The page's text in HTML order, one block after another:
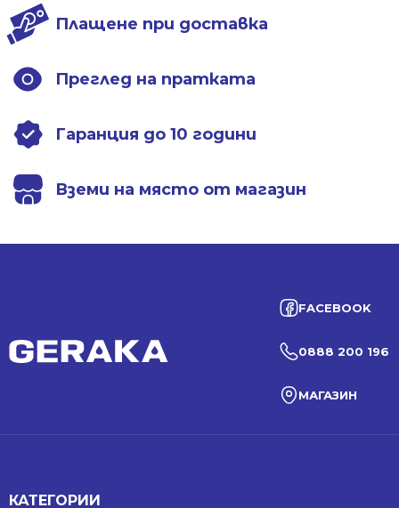
Плащене при доставка
Преглед на пратката
Гаранция до 10 години
Вземи на място от магазин
FACEBOOK
0888 200 196
МАГАЗИН
КАТЕГОРИИ